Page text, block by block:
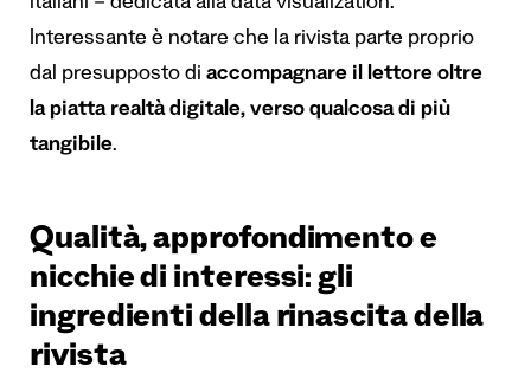
Interessante è notare che la rivista parte proprio
dal presupposto di accompagnare il lettore oltre
la piatta realtà digitale, verso qualcosa di più
tangibile.
Qualità, approfondimento e
nicchie di interessi: gli
ingredienti della rinascita della
rivista